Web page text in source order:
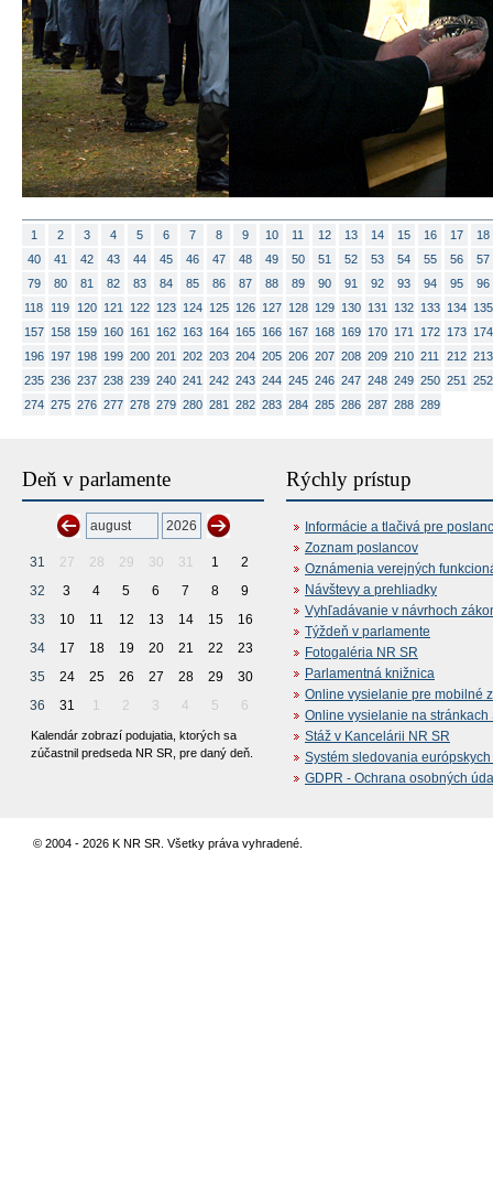
1 2 3 4 5 6 7 8 9 10 11 12 13 14 15 16 17
18
40
41 42 43 44 45 46 47 48 49 50 51 52 53 54 55 56
57
79
80 81 82 83 84 85 86 87 88 89 90 91 92 93 94 95
96
118
119 120 121 122 123 124 125 126 127 128 129 130 131 132 133 134
135
157
158 159 160 161 162 163 164 165 166 167 168 169 170 171 172 173
174
196
197 198 199 200 201 202 203 204 205 206 207 208 209 210 211 212 213
235 236 237 238 239 240 241 242 243 244 245 246 247 248 249 250 251
252
274 275 276 277 278 279 280 281 282 283 284 285 286 287 288 289
Deň v parlamente
31 27 28 29 30 31 1
2
32
3 4 5 6 7 8
9
33
10 11 12 13 14 15
16
34
17 18 19 20 21 22
23
35
24 25 26 27 28 29
30
36
31 1 2 3 4 5 6
Kalendár zobrazí podujatia, ktorých sa
zúčastnil predseda NR SR, pre daný deň.
Rýchly prístup
Informácie a tlačivá pre
Zoznam poslancov
Oznámenia verejných
Návštevy a prehliadky
Vyhľadávanie v návrhoch
Týždeň v parlamente
Fotogaléria NR SR
Parlamentná knižnica
Online vysielanie pre mobilné
Online vysielanie na stránkach
Stáž v Kancelárii NR SR
Systém sledovania
GDPR - Ochrana osobných
© 2004 - 2026 K NR SR. Všetky práva vyhradené.